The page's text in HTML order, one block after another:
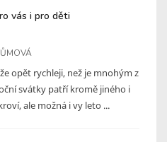
vás i pro děti
opět rychleji, než je mnohým z
svátky patří kromě jiného i
ale možná i vy leto ...